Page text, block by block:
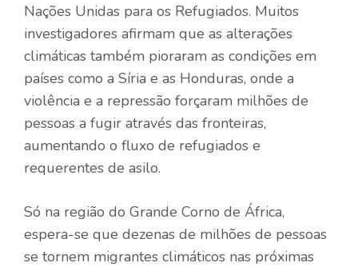
Nações Unidas para os Refugiados. Muitos
investigadores afirmam que as alterações
climáticas também pioraram as condições em
países como a Síria e as Honduras, onde a
violência e a repressão forçaram milhões de
pessoas a fugir através das fronteiras,
aumentando o fluxo de refugiados e
requerentes de asilo.
Só na região do Grande Corno de África,
espera-se que dezenas de milhões de pessoas
se tornem migrantes climáticos nas próximas